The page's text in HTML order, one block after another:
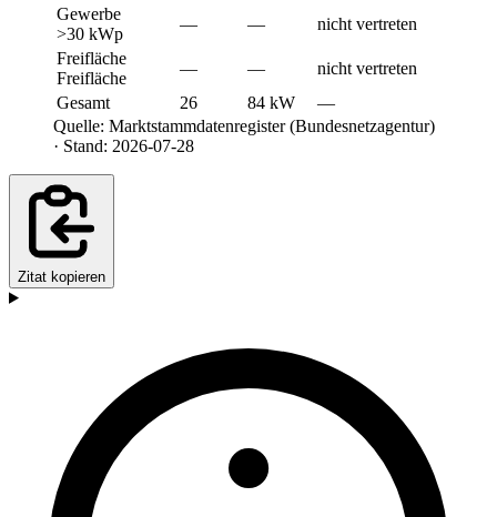
Gewerbe
>30 kWp
— —
nicht vertreten
Freifläche
Freifläche
— —
nicht vertreten
Gesamt
26 84 kW
—
Quelle: Marktstammdatenregister (Bundesnetzagentur)
· Stand: 2026-07-28
Zitat kopieren